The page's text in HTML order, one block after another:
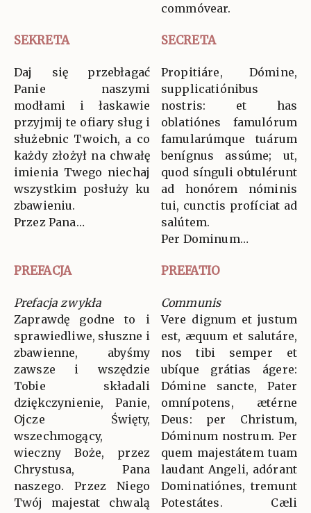
commóvear.
SEKRETA SECRETA
Daj się przebłagać
Panie naszymi
modłami i łaskawie
przyjmij te ofiary sług i
służebnic Twoich, a co
każdy złożył na chwałę
imienia Twego niechaj
wszystkim posłuży ku
zbawieniu.
Przez Pana…
Propitiáre, Dómine,
supplicatiónibus
nostris: et has
oblatiónes famulórum
famularúmque tuárum
benígnus assúme; ut,
quod sínguli obtulérunt
ad honórem nóminis
tui, cunctis profíciat ad
salútem.
Per Dominum…
PREFACJA PREFATIO
Prefacja zwykła
Zaprawdę godne to i
sprawiedliwe, słuszne i
zbawienne, abyśmy
zawsze i wszędzie
Tobie składali
dziękczynienie, Panie,
Ojcze Święty,
wszechmogący,
wieczny Boże, przez
Chrystusa, Pana
naszego. Przez Niego
Twój majestat chwalą
Communis
Vere dignum et justum
est, æquum et salutáre,
nos tibi semper et
ubíque grátias ágere:
Dómine sancte, Pater
omnípotens, ætérne
Deus: per Christum,
Dóminum nostrum. Per
quem majestátem tuam
laudant Angeli, adórant
Dominatiónes, tremunt
Potestátes. Cæli